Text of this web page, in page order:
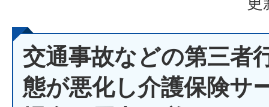
交通事故などの第三者
態が悪化し介護保険サ